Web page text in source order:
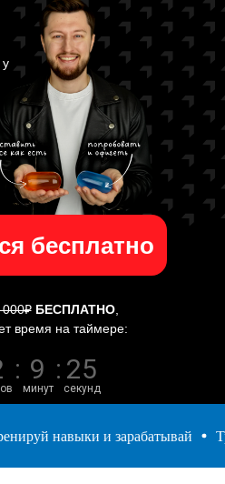
: 9
минут
: 25
секунд
000₽ БЕСПЛАТНО,
время на таймере:
бесплатно
навыки и зарабатывай
количеством
убыточных сделок
стратегии, покупаете
платные сигналы, но раз
за разом теряете свои